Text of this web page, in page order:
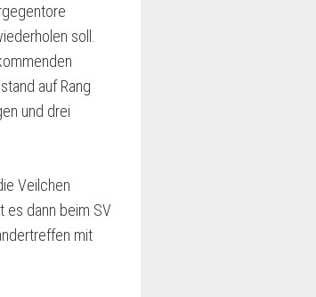
soll.
auf Rang
und drei
Veilchen
es dann beim SV
mit